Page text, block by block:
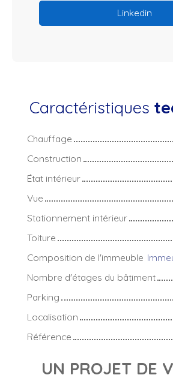
Linkedin
Caractéristiques
Chauffage
Construction
État intérieur
Vue
Stationnement intérieur
Toiture
Composition de l'immeuble
Nombre d'étages du bâtiment
Parking
Localisation
Référence
UN PROJET DE